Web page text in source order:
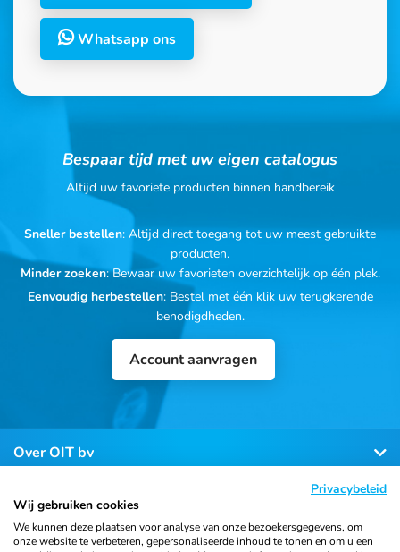
Whatsapp ons
Bespaar tijd met uw eigen catalogus
Altijd uw favoriete producten binnen handbereik
Sneller bestellen: Altijd direct toegang tot uw meest gebruikte
producten.
Minder zoeken: Bewaar uw favorieten overzichtelijk op één plek.
Eenvoudig herbestellen: Bestel met één klik uw terugkerende
benodigdheden.
Account aanvragen
Over OIT bv
Klantenservice
Privacybeleid
Wij gebruiken cookies
We kunnen deze plaatsen voor analyse van onze bezoekersgegevens, om
onze website te verbeteren, gepersonaliseerde inhoud te tonen en om u een